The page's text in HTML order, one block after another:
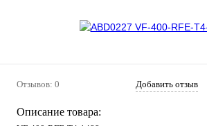
Отзывов: 0 Добавить отзыв
Описание товара: